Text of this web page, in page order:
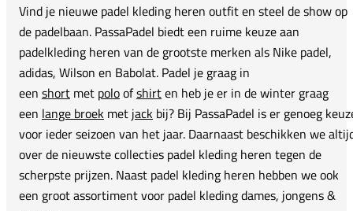
Vind je nieuwe padel kleding heren outfit en steel de show op
de padelbaan. PassaPadel biedt een ruime keuze aan
padelkleding heren van de grootste merken als Nike padel,
adidas, Wilson en Babolat. Padel je graag in
een short met poloofshirten heb je er in de winter graag
een lange broek met jack bij? Bij PassaPadel is er genoeg
voor ieder seizoen van het jaar. Daarnaast beschikken we
over de nieuwste collecties padel kleding heren tegen de
scherpste prijzen. Naast padel kleding heren hebben we ook
een groot assortiment voor padel kleding dames, jongens &